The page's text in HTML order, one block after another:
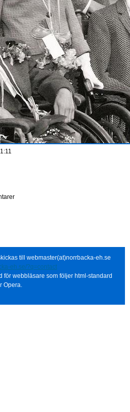
till webmaster(at)norrbacka-eh.se
eh.se/?q=contact
för webbläsare som följer html-standard
Opera.